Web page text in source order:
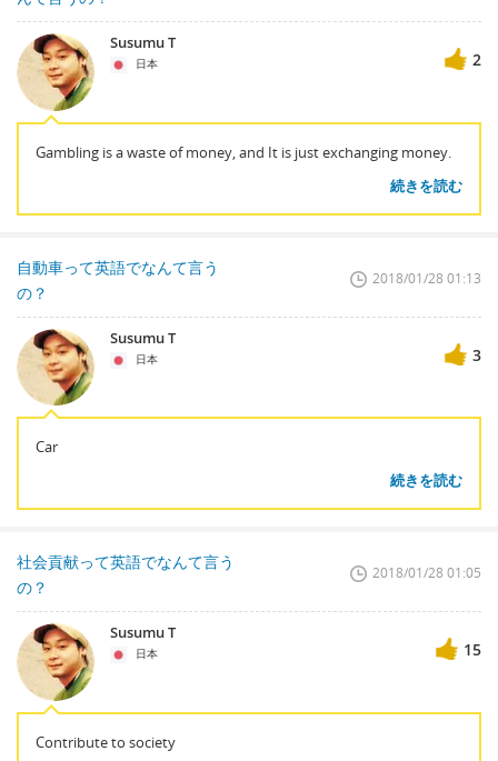
Susumu T
日本 2
Gambling is a waste of money, and It is just exchanging money.
続きを読む
自動車って英語でなんて言う
の？
2018/01/28 01:13
Susumu T
日本 3
Car
続きを読む
社会貢献って英語でなんて言う
の？
2018/01/28 01:05
Susumu T
日本 15
Contribute to society